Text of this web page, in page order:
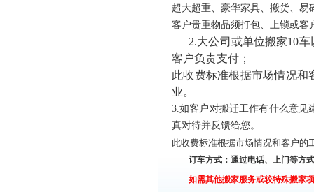
超大超重、豪华家具、搬货、
客户贵重物品须打包、上锁或客
2.大公司或单位搬家10
客户负责支付；
此收费标准根据市场情况和
业。
3.如客户对搬迁工作有什么意见
真对待并反馈给您。
此收费标准根据市场情况和客户的
订车方式：通过电话、上门等
如需其他搬家服务或较特殊搬家